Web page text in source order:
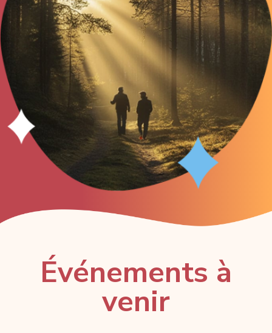
Événements à
venir